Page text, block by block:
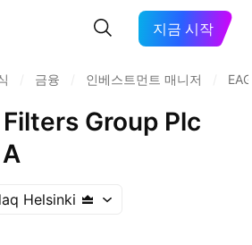
지금 시작
금융 인베스트먼트 매니저
Group Plc
Helsinki